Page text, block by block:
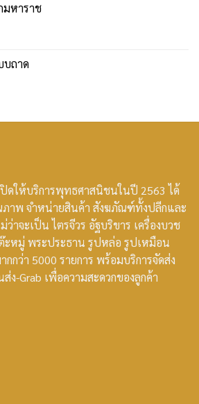
มหาราช
ถาด
ดให้บริการพุทธศาสนิชนในปี 2563 ได้
ภาพ จำหน่ายสินค้า สังฆภัณฑ์ทั้งปลีกและ
าจะเป็น ไตรจีวร อัฐบริขาร เครื่องบวช
ต๊ะหมู่ พระประธาน รูปหล่อ รูปเหมือน
กว่า 5000 รายการ พร้อมบริการจัดส่ง
ง-Grab เพื่อความสะดวกของลูกค้า